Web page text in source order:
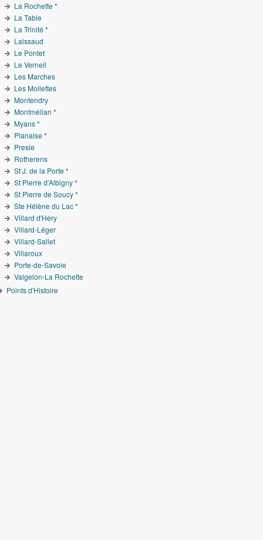
La Rochette *
La Table
La Trinité *
Laissaud
Le Pontet
Le Verneil
Les Marches
Les Mollettes
Montendry
Montmélian *
Myans *
Planaise *
Presle
Rotherens
St J. de la Porte *
St Pierre d'Albigny *
St Pierre de Soucy *
Ste Hélène du Lac *
Villard d'Héry
Villard-Léger
Villard-Sallet
Villaroux
Porte-de-Savoie
Valgelon-La Rochette
Points d'Histoire